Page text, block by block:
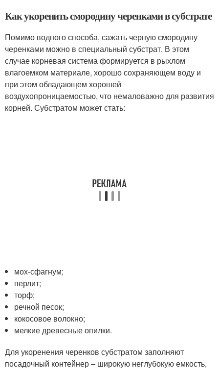
Как укоренить смородину черенками в субстрате
Помимо водного способа, сажать черную смородину
черенками можно в специальный субстрат. В этом
случае корневая система формируется в рыхлом
влагоемком материале, хорошо сохраняющем воду и
при этом обладающем хорошей
воздухопроницаемостью, что немаловажно для развития
корней. Субстратом может стать:
мох-сфагнум;
перлит;
торф;
речной песок;
кокосовое волокно;
мелкие древесные опилки.
Для укоренения черенков субстратом заполняют
посадочный контейнер – широкую неглубокую емкость,